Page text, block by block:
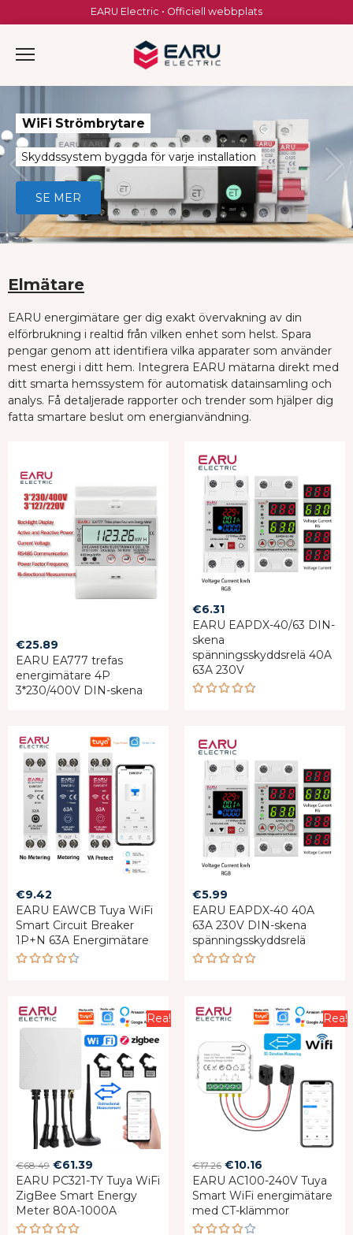
to
EARU Electric • Officiell webbplats
WiFi Strömbrytare
Skyddssystem byggda för varje installation
SE MER
Elmätare
EARU energimätare ger dig exakt övervakning av din
elförbrukning i realtid från vilken enhet som helst. Spara
pengar genom att identifiera vilka apparater som använder
mest energi i ditt hem. Integrera EARU mätarna direkt med
ditt smarta hemssystem för automatisk datainsamling och
analys. Få detaljerade rapporter och trender som hjälper dig
fatta smartare beslut om energianvändning.
€25.89
EARU EA777 trefas
energimätare 4P
3*230/400V DIN-skena
€6.31
EARU EAPDX-40/63 DIN-
skena
spänningsskyddsrelä 40A
63A 230V
€9.42
EARU EAWCB Tuya WiFi
Smart Circuit Breaker
1P+N 63A Energimätare
out of 5
€5.99
EARU EAPDX-40 40A
63A 230V DIN-skena
spänningsskyddsrelä
of 5
Rea!
€68.49 Original
price
was:
€68.49.
€61.39
price
is:
€61.39.
EARU PC321-TY Tuya WiFi
ZigBee Smart Energy
Meter 80A-1000A
Rea!
€17.26 Original
price
was:
€17.26.
€10.16
price
is:
€10.16.
EARU AC100-240V Tuya
Smart WiFi energimätare
med CT-klämmor